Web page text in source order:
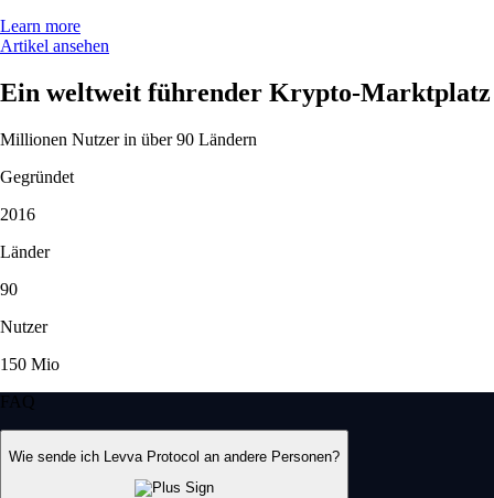
Learn more
Artikel ansehen
Ein weltweit führender Krypto-Marktplatz
Millionen Nutzer in über 90 Ländern
Gegründet
2016
Länder
90
Nutzer
150 Mio
FAQ
Wie sende ich Levva Protocol an andere Personen?